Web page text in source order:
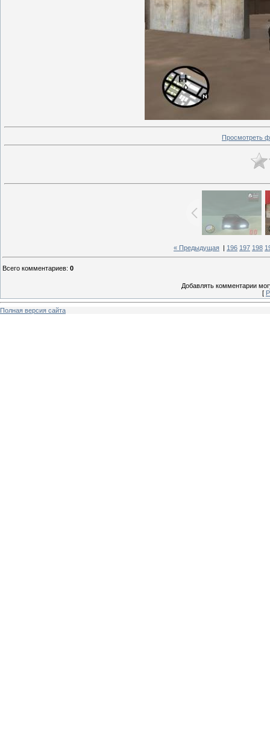
Просмотреть
« Предыдущая 196 197 198
Всего комментариев: 0
Добавлять комментарии
[
Полная версия сайта